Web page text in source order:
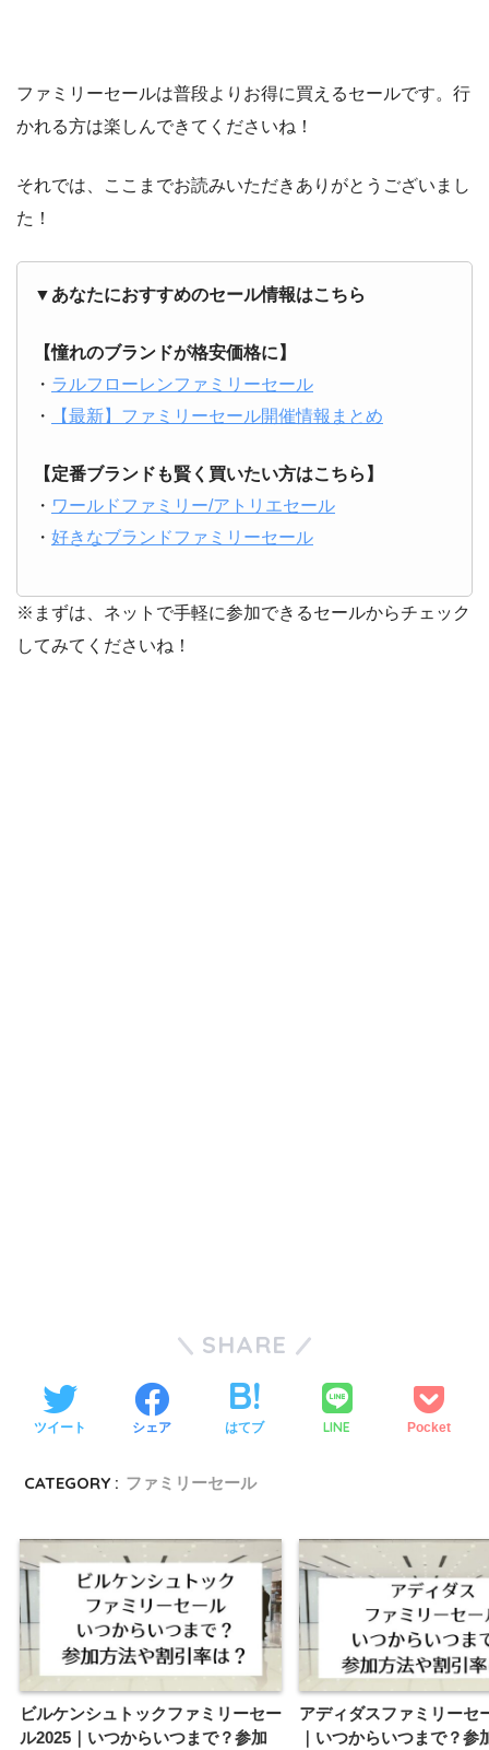
ファミリーセールは普段よりお得に買えるセールです。行
かれる方は楽しんできてくださいね！
それでは、ここまでお読みいただきありがとうございまし
た！
▼あなたにおすすめのセール情報はこちら
【憧れのブランドが格安価格に】
・ ラルフローレンファミリーセール
・
【最新】ファミリーセール開催情報まとめ
【定番ブランドも賢く買いたい方はこちら】
・ ワールドファミリー/アトリエセール
・ 好きなブランドファミリーセール
※まずは、ネットで手軽に参加できるセールからチェック
してみてくださいね！
SHARE
ツイート シェア はてブ LINE Pocket
CATEGORY : ファミリーセール
ビルケンシュトックファミリーセー
ル2025｜いつからいつまで？参加
アディダスファミリーセ
｜いつからいつまで？参